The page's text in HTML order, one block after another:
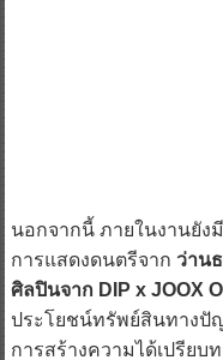
นอกจากนี้ ภายในงานยังมี
การแสดงดนตรีจาก ว่าน
ศิลปินจาก DIP x JOOX
ประโยชน์ทรัพย์สินทางปั
การสร้างความได้เปรียบ